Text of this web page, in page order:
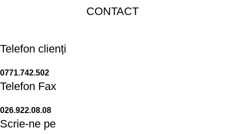
CONTACT
Telefon clienți
0771.742.502
Telefon Fax
026.922.08.08
Scrie-ne pe